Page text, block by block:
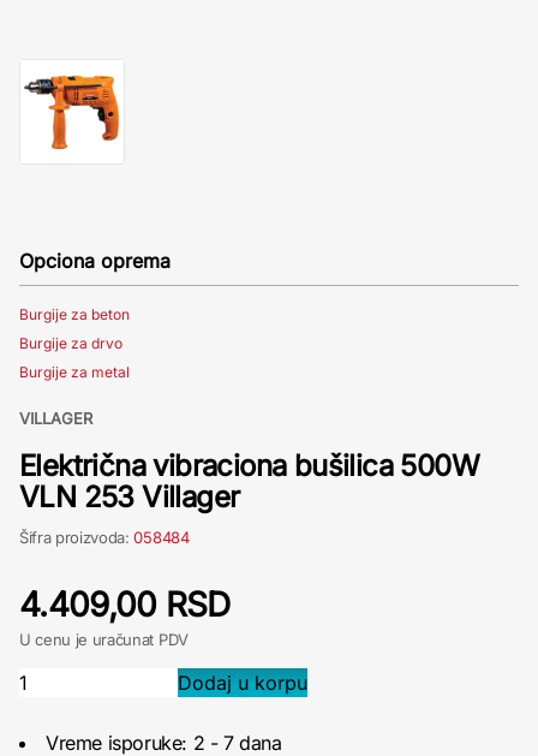
Opciona oprema
Burgije za beton
Burgije za drvo
Burgije za metal
VILLAGER
Električna vibraciona bušilica 500W
VLN 253 Villager
Šifra proizvoda:058484
4.409,00 RSD
U cenu je uračunat PDV
Vreme isporuke: 2 - 7 dana